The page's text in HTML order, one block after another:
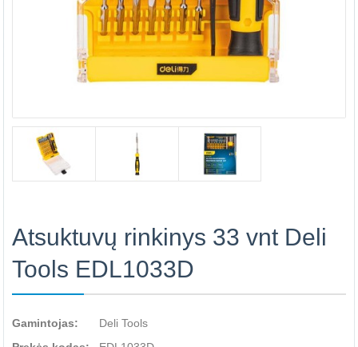
Atsuktuvų rinkinys 33 vnt Deli
Tools EDL1033D
Gamintojas:
Deli Tools